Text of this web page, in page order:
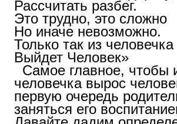
Рассчитать разбег.
Это трудно, это сложно
Но иначе невозможно.
Только так из человечка
Выйдет Человек»
Самое главное, чтобы
человечка вырос
первую очередь
заняться его